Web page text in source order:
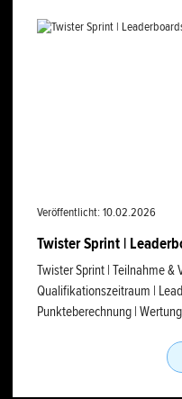
Veröffentlicht: 10.02.2026
Twister Sprint |
Twister Sprint | Teilnahme &
Qualifikationszeitraum |
Punkteberechnung |